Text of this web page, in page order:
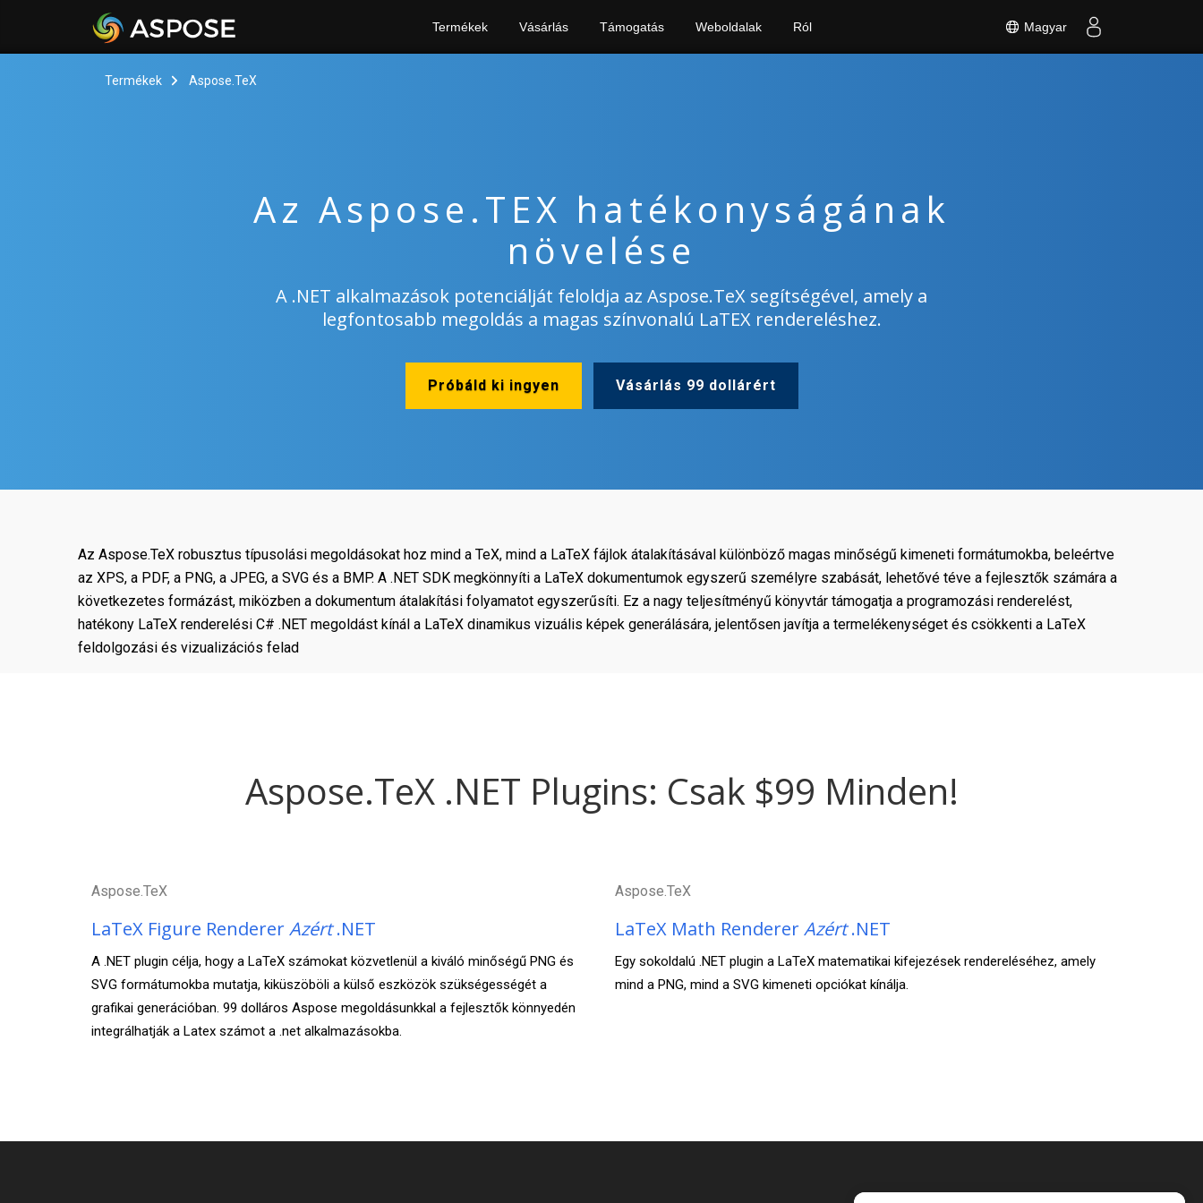
Magyar
Termékek Vásárlás Támogatás Weboldalak Ról
Termékek Aspose.TeX
Az Aspose.TEX hatékonyságának
növelése
A .NET alkalmazások potenciálját feloldja az Aspose.TeX segítségével, amely a
legfontosabb megoldás a magas színvonalú LaTEX rendereléshez.
Próbáld ki ingyen Vásárlás 99 dollárért
Az Aspose.TeX robusztus típusolási megoldásokat hoz mind a TeX, mind a LaTeX fájlok átalakításával különböző magas minőségű kimeneti formátumokba, beleértve
az XPS, a PDF, a PNG, a JPEG, a SVG és a BMP. A .NET SDK megkönnyíti a LaTeX dokumentumok egyszerű személyre szabását, lehetővé téve a fejlesztők számára a
következetes formázást, miközben a dokumentum átalakítási folyamatot egyszerűsíti. Ez a nagy teljesítményű könyvtár támogatja a programozási renderelést,
hatékony LaTeX renderelési C# .NET megoldást kínál a LaTeX dinamikus vizuális képek generálására, jelentősen javítja a termelékenységet és csökkenti a LaTeX
feldolgozási és vizualizációs felad
Aspose.TeX .NET Plugins: Csak $99 Minden!
Aspose.TeX
LaTeX Figure RendererAzért.NET
A .NET plugin célja, hogy a LaTeX számokat közvetlenül a kiváló minőségű PNG és
SVG formátumokba mutatja, kiküszöböli a külső eszközök szükségességét a
grafikai generációban. 99 dolláros Aspose megoldásunkkal a fejlesztők könnyedén
integrálhatják a Latex számot a .net alkalmazásokba.
Aspose.TeX
LaTeX Math RendererAzért.NET
Egy sokoldalú .NET plugin a LaTeX matematikai kifejezések rendereléséhez, amely
mind a PNG, mind a SVG kimeneti opciókat kínálja.